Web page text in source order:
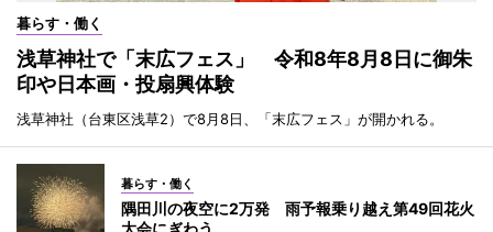
暮らす・働く
浅草神社で「末広フェス」 令和8年8月8日に御朱
印や日本画・投扇興体験
浅草神社（台東区浅草2）で8月8日、「末広フェス」が開かれる。
暮らす・働く
隅田川の夜空に2万発 雨予報乗り越え第49回花火
大会にぎわう